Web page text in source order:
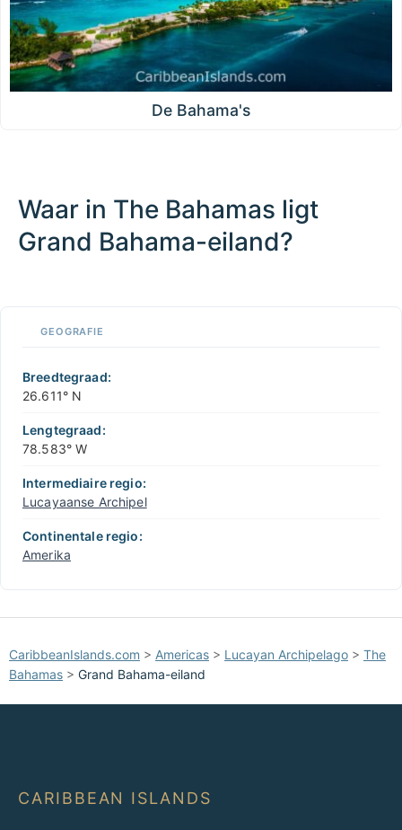
De Bahama's
Waar in The Bahamas ligt
Grand Bahama-eiland?
100 km / 62.1 mi
−
GEOGRAFIE
Breedtegraad:
26.611° N
Lengtegraad:
78.583° W
Intermediaire regio:
Lucayaanse Archipel
Continentale regio:
Amerika
CaribbeanIslands.com > Americas > Lucayan Archipelago > The
Bahamas > Grand Bahama-eiland
CARIBBEAN ISLANDS